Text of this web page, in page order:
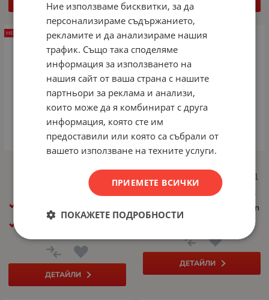
MUF-512BE3 Champaign
Silver USB 3.2
ИНТЕРФЕЙС: USB 3.2 Gen
ДЕТАЙЛИ
НЕНАЛИЧЕН
MUF-512AB Black USB 3.1
КАПАЦИТЕТ, GB: 512 GB
ИНТЕРФЕЙС: USB 3.2 Gen
1
ДЕТАЙЛИ
НЕНАЛИЧЕН
Ние използваме бисквитки, за да
персонализираме съдържанието,
рекламите и да анализираме нашия
трафик. Също така споделяме
информация за използването на
нашия сайт от ваша страна с нашите
партньори за реклама и анализи,
които може да я комбинират с друга
информация, която сте им
предоставили или която са събрали от
вашето използване на техните услуги.
ПРИЕМЕТЕ ВСИЧКИ
ПОКАЖЕТЕ ПОДРОБНОСТИ